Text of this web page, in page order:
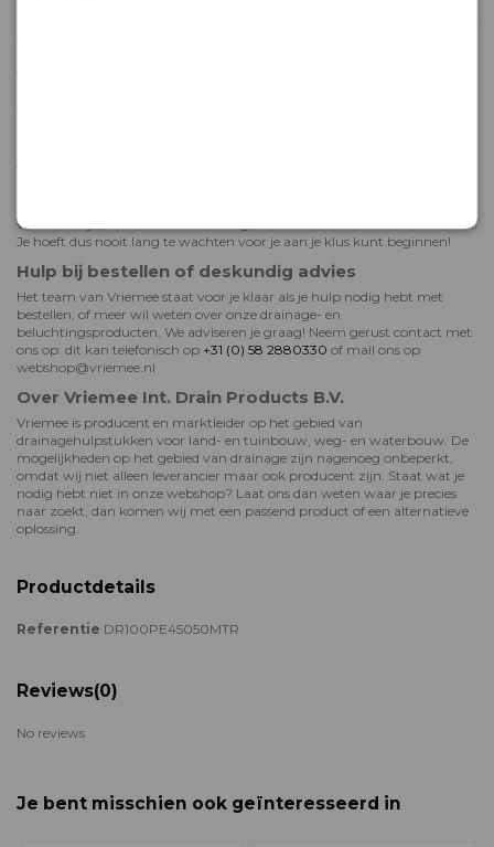
voorraad zijn, worden in de meeste gevallen al binnen 48 uur verzonden.
Je hoeft dus nooit lang te wachten voor je aan je klus kunt beginnen!
Hulp bij bestellen of deskundig advies
Het team van Vriemee staat voor je klaar als je hulp nodig hebt met
bestellen, of meer wil weten over onze drainage- en
beluchtingsproducten. We adviseren je graag! Neem gerust contact met
ons op: dit kan telefonisch op +31 (0) 58 2880330 of mail ons op
webshop@vriemee.nl
Over Vriemee Int. Drain Products B.V.
Vriemee is producent en marktleider op het gebied van
drainagehulpstukken voor land- en tuinbouw, weg- en waterbouw. De
mogelijkheden op het gebied van drainage zijn nagenoeg onbeperkt,
omdat wij niet alleen leverancier maar ook producent zijn. Staat wat je
nodig hebt niet in onze webshop? Laat ons dan weten waar je precies
naar zoekt, dan komen wij met een passend product of een alternatieve
oplossing.
Productdetails
Referentie DR100PE45050MTR
Reviews(0)
No reviews
Je bent misschien ook geïnteresseerd in